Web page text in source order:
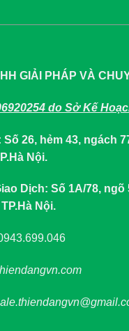
GIẢI PHÁP VÀ
do Sở Kế
26, hẻm 43, ngách
Nội.
Dịch: Số 1A/78,
Nội.